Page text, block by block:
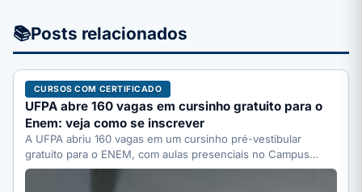
📚Posts relacionados
CURSOS COM CERTIFICADO
UFPA abre 160 vagas em cursinho gratuito para o
Enem: veja como se inscrever
A UFPA abriu 160 vagas em um cursinho pré-vestibular
gratuito para o ENEM, com aulas presenciais no Campus…